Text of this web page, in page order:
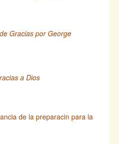
Gracias por George
a Dios
de la preparacin para la